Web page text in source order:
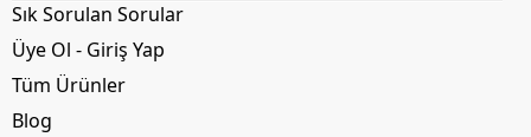
Sık Sorulan Sorular
Üye Ol - Giriş Yap
Tüm Ürünler
Blog